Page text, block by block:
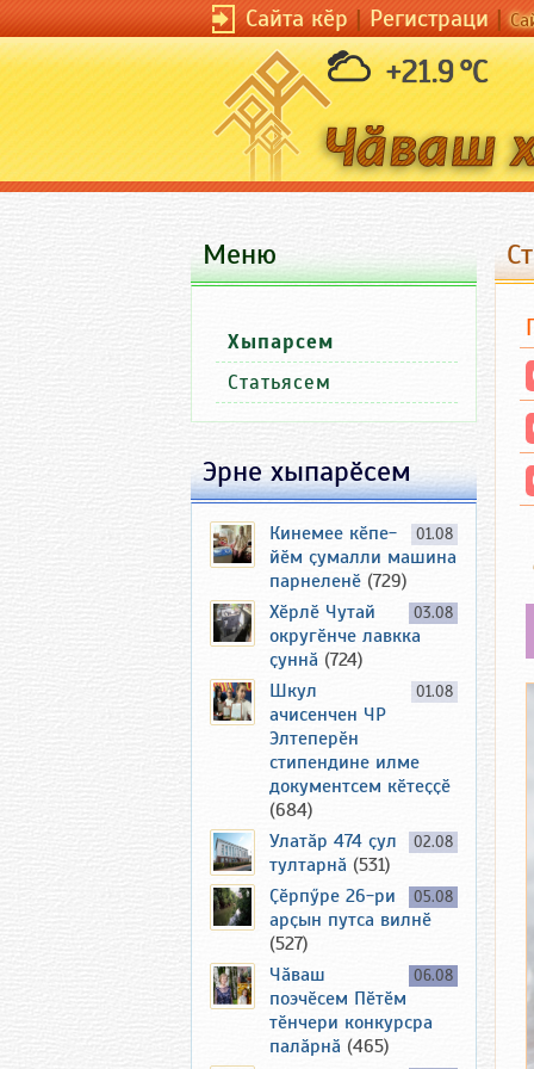
Сайта кӗр|Регистраци|
+21.9 °C
Меню
Хыпарсем
Статьясем
Эрне хыпарӗсем
01.08
Кинемее кӗпе-
йӗм ҫумалли машина
парнеленӗ (729)
03.08
Хӗрлӗ Чутай
округӗнче лавкка
ҫуннӑ (724)
01.08
Шкул
ачисенчен ЧР
Элтеперӗн
стипендине илме
документсем кӗтеҫҫӗ
(684)
02.08
Улатӑр 474 ҫул
тултарнӑ (531)
05.08
Ҫӗрпӳре 26-ри
арҫын путса вилнӗ
(527)
06.08
Чӑваш
поэчӗсем Пӗтӗм
тӗнчери конкурсра
палӑрнӑ (465)